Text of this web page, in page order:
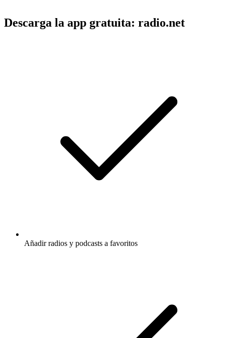
Descarga la app gratuita: radio.net
Añadir radios y podcasts a favoritos